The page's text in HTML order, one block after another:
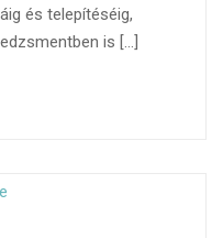
és telepítéséig,
is […]